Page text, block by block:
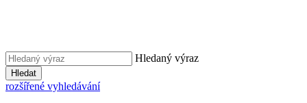
Hledaný výraz
Hledat
rozšířené vyhledávání